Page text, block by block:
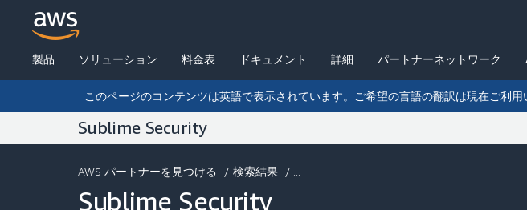
製品 ソリューション 料金表 ドキュメント 詳細 パートナーネットワーク
このページのコンテンツは英語で表示されています。ご希望の言語の翻訳は現在ご利用
Sublime Security
AWS パートナーを見つける / 検索結果 / ...
Sublime Security